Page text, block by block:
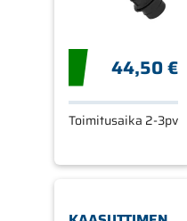
44,50 €
Toimitusaika 2-3pv